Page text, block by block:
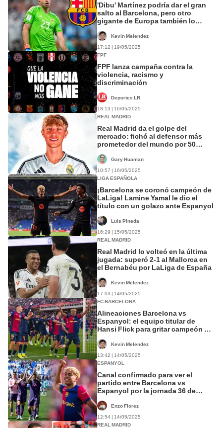
'Dibu' Martínez podría dar el gran
salto al Barcelona, pero otro
gigante de Europa también lo
Kevin Melendez
17:12 | 19/05/2025
FPF
FPF lanza campaña contra la
violencia, racismo y
discriminación
Deportes LR
18:13 | 16/05/2025
REAL MADRID
Real Madrid da el golpe del
mercado: fichó al defensor más
prometedor del mundo por 50
Gary Huaman
10:57 | 16/05/2025
LIGA ESPAÑOLA
¡Barcelona se coronó campeón de
LaLiga! Lamine Yamal le dio el
título con un golazo ante Espanyol
Luis Pineda
16:29 | 15/05/2025
REAL MADRID
Real Madrid lo volteó en la última
jugada: superó 2-1 al Mallorca en
el Bernabéu por LaLiga de España
Kevin Melendez
17:03 | 14/05/2025
FC BARCELONA
Alineaciones Barcelona vs
Espanyol: el equipo titular de
Hansi Flick para gritar campeón en
Kevin Melendez
13:42 | 14/05/2025
ESPANYOL
Canal confirmado para ver el
partido entre Barcelona vs
Espanyol por la jornada 36 de
Enzo Florez
12:54 | 14/05/2025
REAL MADRID